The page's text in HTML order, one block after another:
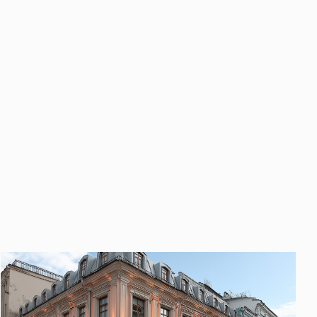
«Отправить», вы даете свое
и использование ваших
свое согласие
данных